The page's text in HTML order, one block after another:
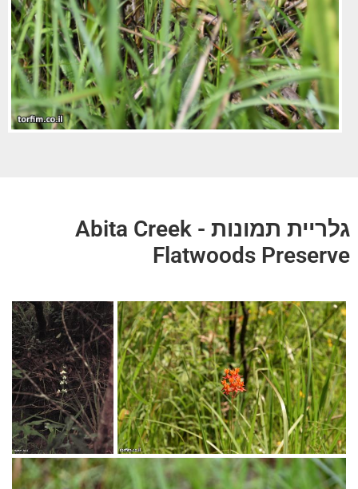
גלריית תמונות - Abita Creek
Flatwoods Preserve